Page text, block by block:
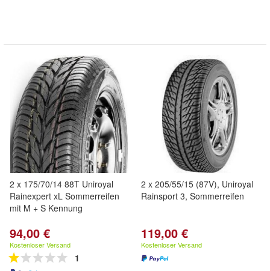
2 x 175/70/14 88T Uniroyal
Rainexpert xL Sommerreifen
mit M + S Kennung
94,00 €
Kostenloser Versand
1
2 x 205/55/15 (87V), Uniroyal
Rainsport 3, Sommerreifen
119,00 €
Kostenloser Versand